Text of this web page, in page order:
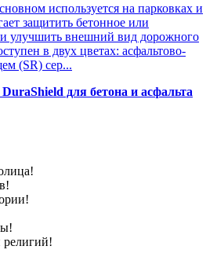
используется на парковках и
защитить бетонное или
и улучшить внешний вид дорожного
в двух цветах: асфальтово-
(SR) сер...
для бетона и асфальта